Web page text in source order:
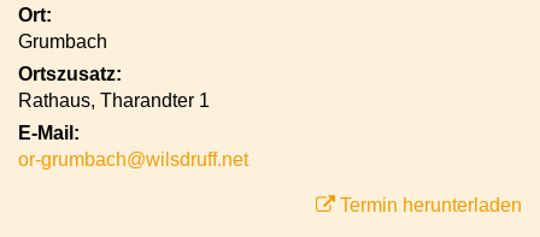
Ort:
Grumbach
Ortszusatz:
Rathaus, Tharandter 1
E-Mail:
or-grumbach@wilsdruff.net
Termin herunterladen